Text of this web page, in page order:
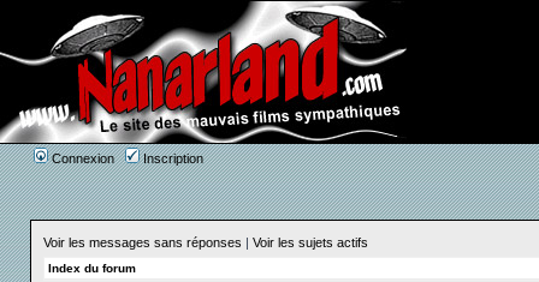
Connexion Inscription
Voir les messages sans réponses | Voir les sujets actifs
Index du forum